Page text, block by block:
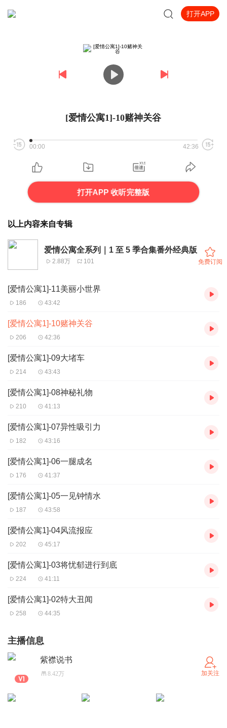
打开APP
[爱情公寓1]-10赌神关谷
00:00 42:36
打开APP 收听完整版
以上内容来自专辑
爱情公寓全系列｜1 至 5 季合集番外经典版
2.88万 101 免费订阅
[爱情公寓1]-11美丽小世界
186 43:42
[爱情公寓1]-10赌神关谷
206 42:36
[爱情公寓1]-09大堵车
214 43:43
[爱情公寓1]-08神秘礼物
210 41:13
[爱情公寓1]-07异性吸引力
182 43:16
[爱情公寓1]-06一腿成名
176 41:37
[爱情公寓1]-05一见钟情水
187 43:58
[爱情公寓1]-04风流报应
202 45:17
[爱情公寓1]-03将忧郁进行到底
224 41:11
[爱情公寓1]-02特大丑闻
258 44:35
主播信息
紫襟说书
8.42万 加关注